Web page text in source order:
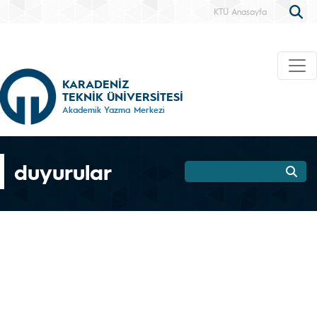
KTÜ Anasayfa
KARADENİZ
TEKNİK ÜNİVERSİTESİ
Akademik Yazma Merkezi
duyurular